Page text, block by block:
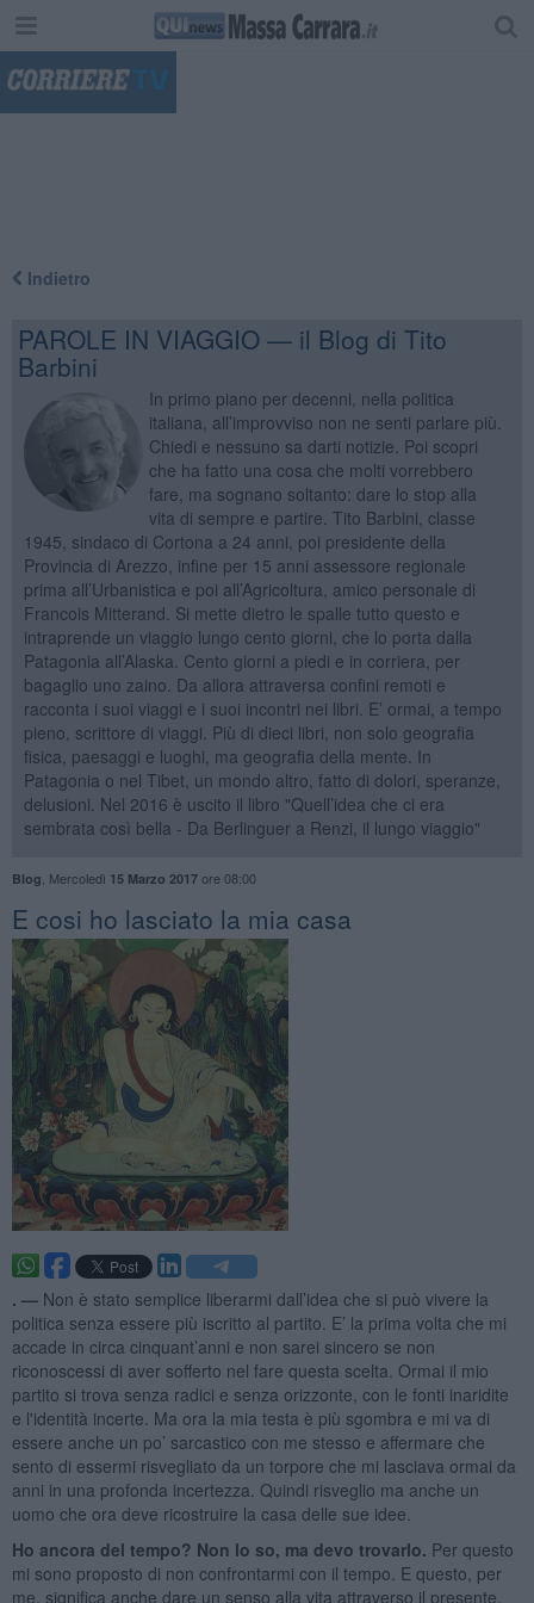
Indietro
PAROLE IN VIAGGIO — il Blog di Tito
Barbini
In primo piano per decenni, nella politica
italiana, all’improvviso non ne senti parlare più.
Chiedi e nessuno sa darti notizie. Poi scopri
che ha fatto una cosa che molti vorrebbero
fare, ma sognano soltanto: dare lo stop alla
vita di sempre e partire. Tito Barbini, classe
1945, sindaco di Cortona a 24 anni, poi presidente della
Provincia di Arezzo, infine per 15 anni assessore regionale
prima all’Urbanistica e poi all’Agricoltura, amico personale di
Francois Mitterand. Si mette dietro le spalle tutto questo e
intraprende un viaggio lungo cento giorni, che lo porta dalla
Patagonia all’Alaska. Cento giorni a piedi e in corriera, per
bagaglio uno zaino. Da allora attraversa confini remoti e
racconta i suoi viaggi e i suoi incontri nei libri. E’ ormai, a tempo
pieno, scrittore di viaggi. Più di dieci libri, non solo geografia
fisica, paesaggi e luoghi, ma geografia della mente. In
Patagonia o nel Tibet, un mondo altro, fatto di dolori, speranze,
delusioni. Nel 2016 è uscito il libro "Quell’idea che ci era
sembrata così bella - Da Berlinguer a Renzi, il lungo viaggio"
Blog Mercoledì 15 Marzo 2017ore 08:00
​E cosi ho lasciato la mia casa
. — Non è stato semplice liberarmi dall’idea che si può vivere la
politica senza essere più iscritto al partito. E’ la prima volta che mi
accade in circa cinquant’anni e non sarei sincero se non
riconoscessi di aver sofferto nel fare questa scelta. Ormai il mio
partito si trova senza radici e senza orizzonte, con le fonti inaridite
e l'identità incerte. Ma ora la mia testa è più sgombra e mi va di
essere anche un po’ sarcastico con me stesso e affermare che
sento di essermi risvegliato da un torpore che mi lasciava ormai da
anni in una profonda incertezza. Quindi risveglio ma anche un
uomo che ora deve ricostruire la casa delle sue idee.
Ho ancora del tempo? Non lo so, ma devo trovarlo. Per questo
mi sono proposto di non confrontarmi con il tempo. E questo, per
me, significa anche dare un senso alla vita attraverso il presente,